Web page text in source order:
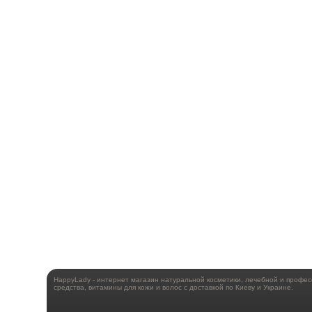
HappyLady - интернет магазин натуральной косметики, лечебной и
средства, витамины для кожи и волос с доставкой по Киеву и Украине.